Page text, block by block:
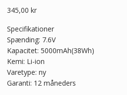
345,00 kr
Specifikationer
Spænding: 7.6V
Kapacitet: 5000mAh(38Wh)
Kemi: Li-ion
Varetype: ny
Garanti: 12 måneders